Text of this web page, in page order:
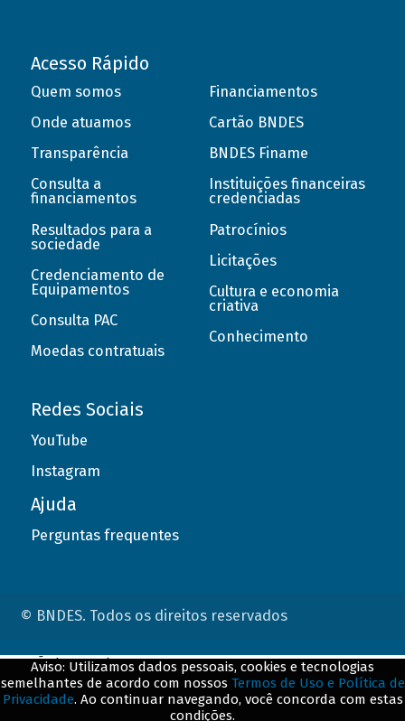
Acesso Rápido
Quem somos
Onde atuamos
Transparência
Consulta a
financiamentos
Resultados para a
sociedade
Credenciamento de
Equipamentos
Consulta PAC
Moedas contratuais
Financiamentos
Cartão BNDES
BNDES Finame
Instituições financeiras
credenciadas
Patrocínios
Licitações
Cultura e economia
criativa
Conhecimento
Redes Sociais
YouTube
Instagram
Ajuda
Perguntas frequentes
© BNDES. Todos os direitos reservados
Aviso: Utilizamos dados pessoais, cookies e tecnologias
semelhantes de acordo com nossos Termos de Uso e Política de
Privacidade. Ao continuar navegando, você concorda com estas
condições.
ConteÃºdo complementar
${title}${badge}